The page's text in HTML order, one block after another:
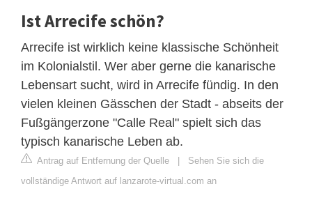
Ist Arrecife schön?
Arrecife ist wirklich keine klassische Schönheit
im Kolonialstil. Wer aber gerne die kanarische
Lebensart sucht, wird in Arrecife fündig. In den
vielen kleinen Gässchen der Stadt - abseits der
Fußgängerzone "Calle Real" spielt sich das
typisch kanarische Leben ab.
Antrag auf Entfernung der Quelle | Sehen Sie sich die
vollständige Antwort auf lanzarote-virtual.com an